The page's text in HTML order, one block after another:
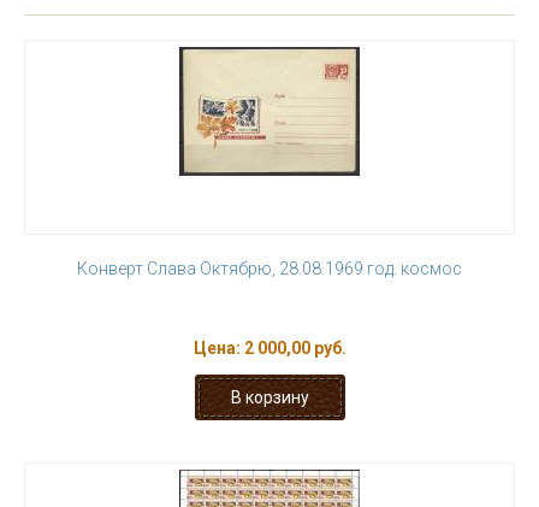
Конверт Слава Октябрю, 28.08.1969 год. космос
Цена: 2 000,00 руб.